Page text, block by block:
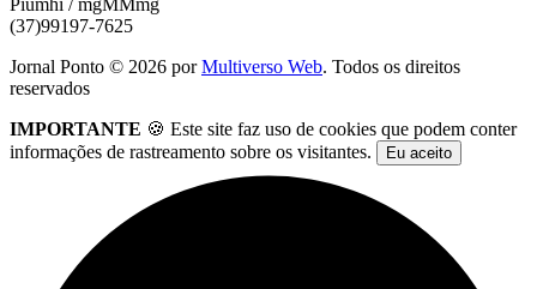
Piumhi / mgMMmg
(37)99197-7625
Jornal Ponto © 2026 porMultiverso Web. Todos os direitos
reservados
IMPORTANTE 🍪 Este site faz uso de cookies que podem conter
informações de rastreamento sobre os visitantes.
Eu aceito